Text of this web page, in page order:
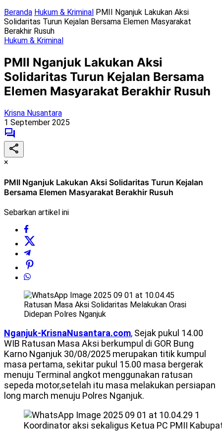
Beranda Hukum & Kriminal PMII Nganjuk Lakukan Aksi
Solidaritas Turun Kejalan Bersama Elemen Masyarakat
Berakhir Rusuh
Hukum & Kriminal
PMII Nganjuk Lakukan Aksi
Solidaritas Turun Kejalan Bersama
Elemen Masyarakat Berakhir Rusuh
Krisna Nusantara
1 September 2025
×
PMII Nganjuk Lakukan Aksi Solidaritas Turun Kejalan
Bersama Elemen Masyarakat Berakhir Rusuh
Sebarkan artikel ini
Ratusan Masa Aksi Solidaritas Melakukan Orasi
Didepan Polres Nganjuk
Nganjuk-KrisnaNusantara.com, Sejak pukul 14.00
WIB Ratusan Masa Aksi berkumpul di GOR Bung
Karno Nganjuk 30/08/2025 merupakan titik kumpul
masa pertama, sekitar pukul 15.00 masa bergerak
menuju Terminal angkot menggunakan ratusan
sepeda motor,setelah itu masa melakukan persiapan
long march menuju Polres Nganjuk.
Koordinator aksi sekaligus Ketua PC PMII